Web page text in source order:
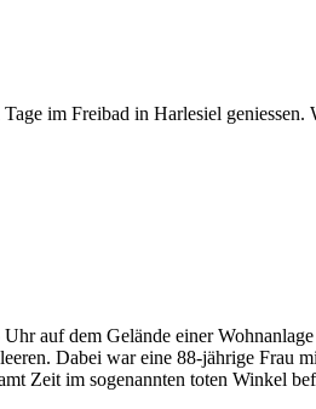
im Freibad in Harlesiel
auf dem Gelände einer
Dabei war eine 88-jährige
Zeit im sogenannten toten Winkel